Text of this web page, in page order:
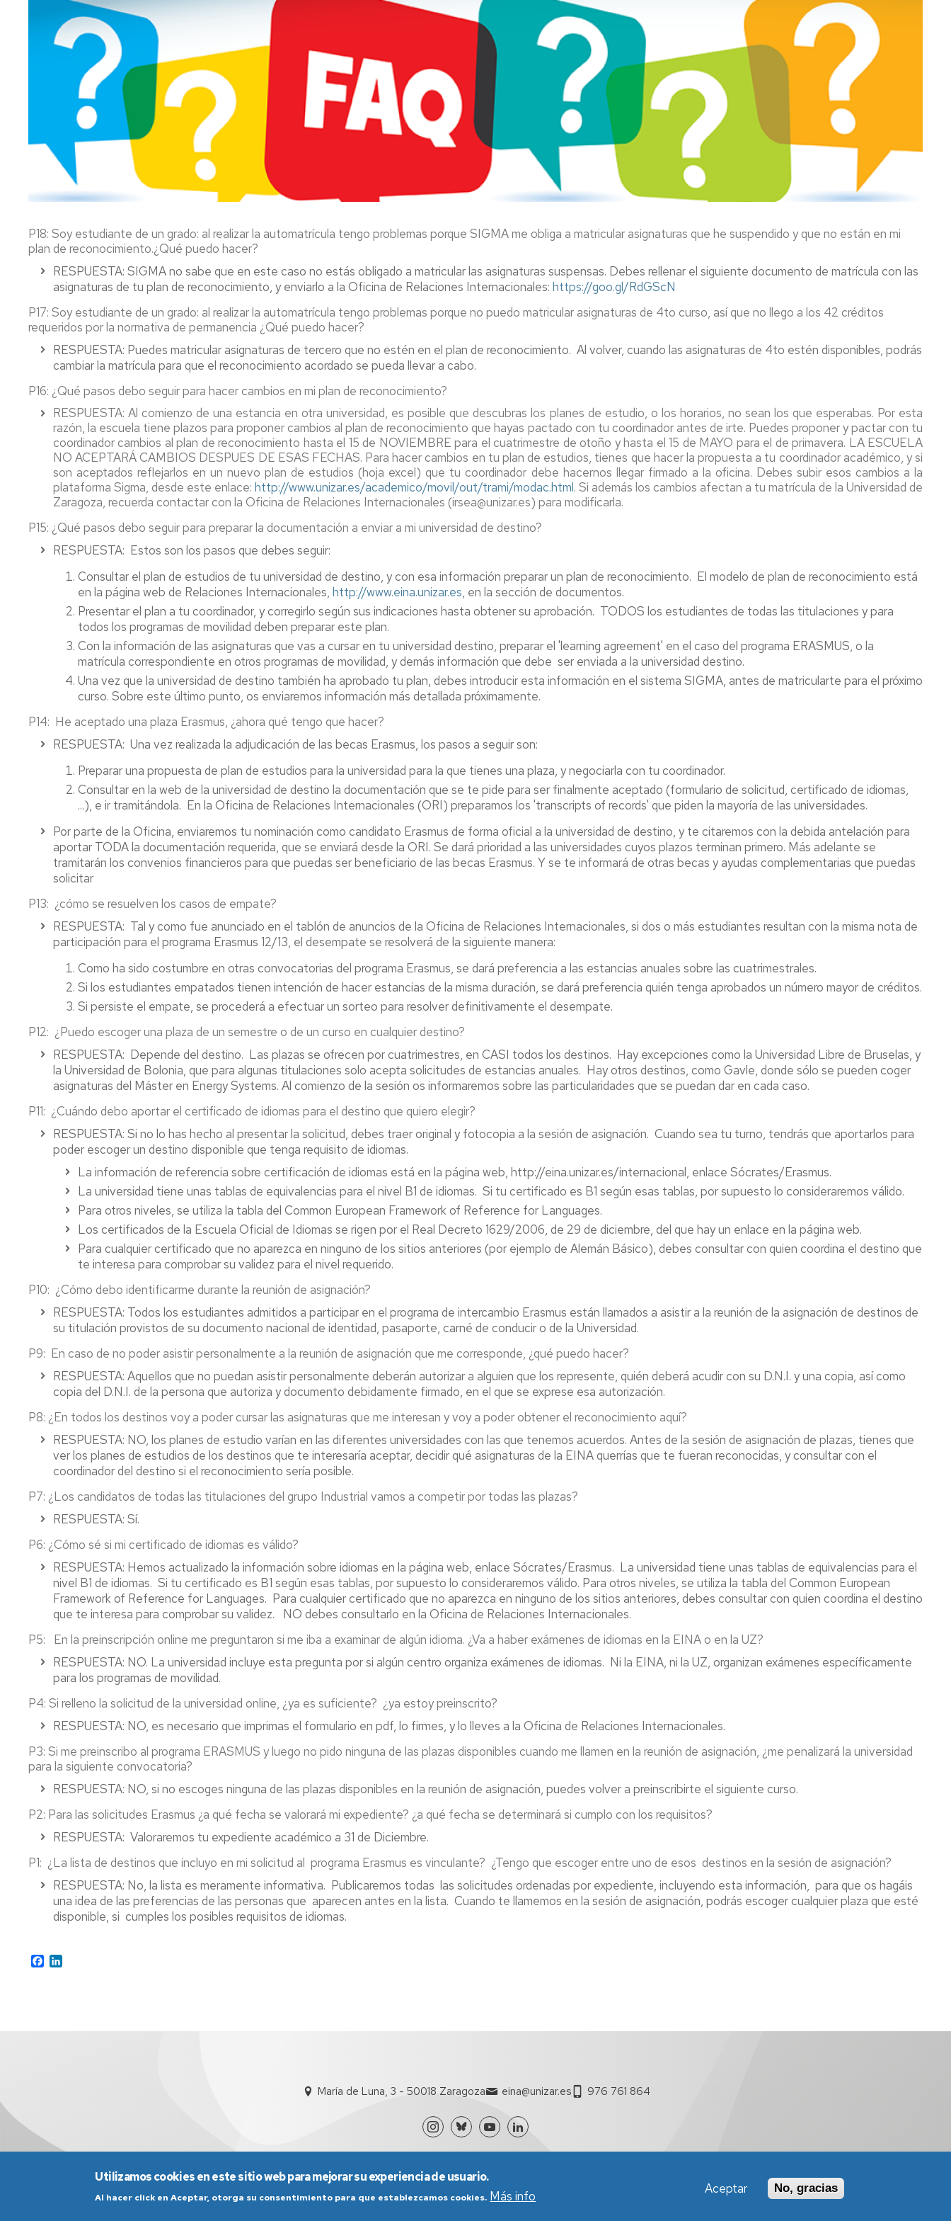
Teaching
Innovation
Curricular
Competencies
imagEINA
History
Final
Year
Projects
Reservation
spaces
Tutor
Sessions
Mentor
Programme
Review
Boards
Registrar's
Office
appointment
P18: Soy estudiante de un grado: al realizar la automatrícula tengo problemas porque SIGMA me obliga a matricular asignaturas que he suspendido y que no están en mi
plan de reconocimiento.¿Qué puedo hacer?
RESPUESTA: SIGMA no sabe que en este caso no estás obligado a matricular las asignaturas suspensas. Debes rellenar el siguiente documento de matrícula con las
asignaturas de tu plan de reconocimiento, y enviarlo a la Oficina de Relaciones Internacionales: https://goo.gl/RdGScN
P17: Soy estudiante de un grado: al realizar la automatrícula tengo problemas porque no puedo matricular asignaturas de 4to curso, así que no llego a los 42 créditos
requeridos por la normativa de permanencia ¿Qué puedo hacer?
RESPUESTA: Puedes matricular asignaturas de tercero que no estén en el plan de reconocimiento. Al volver, cuando las asignaturas de 4to estén disponibles, podrás
cambiar la matrícula para que el reconocimiento acordado se pueda llevar a cabo.
P16: ¿Qué pasos debo seguir para hacer cambios en mi plan de reconocimiento?
RESPUESTA: Al comienzo de una estancia en otra universidad, es posible que descubras los planes de estudio, o los horarios, no sean los que esperabas. Por esta
razón, la escuela tiene plazos para proponer cambios al plan de reconocimiento que hayas pactado con tu coordinador antes de irte. Puedes proponer y pactar con tu
coordinador cambios al plan de reconocimiento hasta el 15 de NOVIEMBRE para el cuatrimestre de otoño y hasta el 15 de MAYO para el de primavera. LA ESCUELA
NO ACEPTARÁ CAMBIOS DESPUES DE ESAS FECHAS. Para hacer cambios en tu plan de estudios, tienes que hacer la propuesta a tu coordinador académico, y si
son aceptados reflejarlos en un nuevo plan de estudios (hoja excel) que tu coordinador debe hacernos llegar firmado a la oficina. Debes subir esos cambios a la
plataforma Sigma, desde este enlace: http://www.unizar.es/academico/movil/out/trami/modac.html. Si además los cambios afectan a tu matrícula de la Universidad de
Zaragoza, recuerda contactar con la Oficina de Relaciones Internacionales (irsea@unizar.es) para modificarla.
P15: ¿Qué pasos debo seguir para preparar la documentación a enviar a mi universidad de destino?
RESPUESTA: Estos son los pasos que debes seguir:
Consultar el plan de estudios de tu universidad de destino, y con esa información preparar un plan de reconocimiento. El modelo de plan de reconocimiento está
en la página web de Relaciones Internacionales, http://www.eina.unizar.es, en la sección de documentos.
Presentar el plan a tu coordinador, y corregirlo según sus indicaciones hasta obtener su aprobación. TODOS los estudiantes de todas las titulaciones y para
todos los programas de movilidad deben preparar este plan.
Con la información de las asignaturas que vas a cursar en tu universidad destino, preparar el 'learning agreement' en el caso del programa ERASMUS, o la
matrícula correspondiente en otros programas de movilidad, y demás información que debe ser enviada a la universidad destino.
Una vez que la universidad de destino también ha aprobado tu plan, debes introducir esta información en el sistema SIGMA, antes de matricularte para el próximo
curso. Sobre este último punto, os enviaremos información más detallada próximamente.
P14: He aceptado una plaza Erasmus, ¿ahora qué tengo que hacer?
RESPUESTA: Una vez realizada la adjudicación de las becas Erasmus, los pasos a seguir son:
Preparar una propuesta de plan de estudios para la universidad para la que tienes una plaza, y negociarla con tu coordinador.
Consultar en la web de la universidad de destino la documentación que se te pide para ser finalmente aceptado (formulario de solicitud, certificado de idiomas,
...), e ir tramitándola. En la Oficina de Relaciones Internacionales (ORI) preparamos los 'transcripts of records' que piden la mayoría de las universidades.
Por parte de la Oficina, enviaremos tu nominación como candidato Erasmus de forma oficial a la universidad de destino, y te citaremos con la debida antelación para
aportar TODA la documentación requerida, que se enviará desde la ORI. Se dará prioridad a las universidades cuyos plazos terminan primero. Más adelante se
tramitarán los convenios financieros para que puedas ser beneficiario de las becas Erasmus. Y se te informará de otras becas y ayudas complementarias que puedas
solicitar
P13: ¿cómo se resuelven los casos de empate?
RESPUESTA: Tal y como fue anunciado en el tablón de anuncios de la Oficina de Relaciones Internacionales, si dos o más estudiantes resultan con la misma nota de
participación para el programa Erasmus 12/13, el desempate se resolverá de la siguiente manera:
Como ha sido costumbre en otras convocatorias del programa Erasmus, se dará preferencia a las estancias anuales sobre las cuatrimestrales.
Si los estudiantes empatados tienen intención de hacer estancias de la misma duración, se dará preferencia quién tenga aprobados un número mayor de créditos.
Si persiste el empate, se procederá a efectuar un sorteo para resolver definitivamente el desempate.
P12: ¿Puedo escoger una plaza de un semestre o de un curso en cualquier destino?
RESPUESTA: Depende del destino. Las plazas se ofrecen por cuatrimestres, en CASI todos los destinos. Hay excepciones como la Universidad Libre de Bruselas, y
la Universidad de Bolonia, que para algunas titulaciones solo acepta solicitudes de estancias anuales. Hay otros destinos, como Gavle, donde sólo se pueden coger
asignaturas del Máster en Energy Systems. Al comienzo de la sesión os informaremos sobre las particularidades que se puedan dar en cada caso.
P11: ¿Cuándo debo aportar el certificado de idiomas para el destino que quiero elegir?
RESPUESTA: Si no lo has hecho al presentar la solicitud, debes traer original y fotocopia a la sesión de asignación. Cuando sea tu turno, tendrás que aportarlos para
poder escoger un destino disponible que tenga requisito de idiomas.
La información de referencia sobre certificación de idiomas está en la página web, http://eina.unizar.es/internacional, enlace Sócrates/Erasmus.
La universidad tiene unas tablas de equivalencias para el nivel B1 de idiomas. Si tu certificado es B1 según esas tablas, por supuesto lo consideraremos válido.
Para otros niveles, se utiliza la tabla del Common European Framework of Reference for Languages.
Los certificados de la Escuela Oficial de Idiomas se rigen por el Real Decreto 1629/2006, de 29 de diciembre, del que hay un enlace en la página web.
Para cualquier certificado que no aparezca en ninguno de los sitios anteriores (por ejemplo de Alemán Básico), debes consultar con quien coordina el destino que
te interesa para comprobar su validez para el nivel requerido.
P10: ¿Cómo debo identificarme durante la reunión de asignación?
RESPUESTA: Todos los estudiantes admitidos a participar en el programa de intercambio Erasmus están llamados a asistir a la reunión de la asignación de destinos de
su titulación provistos de su documento nacional de identidad, pasaporte, carné de conducir o de la Universidad.
P9: En caso de no poder asistir personalmente a la reunión de asignación que me corresponde, ¿qué puedo hacer?
RESPUESTA: Aquellos que no puedan asistir personalmente deberán autorizar a alguien que los represente, quién deberá acudir con su D.N.I. y una copia, así como
copia del D.N.I. de la persona que autoriza y documento debidamente firmado, en el que se exprese esa autorización.
P8: ¿En todos los destinos voy a poder cursar las asignaturas que me interesan y voy a poder obtener el reconocimiento aquí?
RESPUESTA: NO, los planes de estudio varían en las diferentes universidades con las que tenemos acuerdos. Antes de la sesión de asignación de plazas, tienes que
ver los planes de estudios de los destinos que te interesaría aceptar, decidir qué asignaturas de la EINA querrías que te fueran reconocidas, y consultar con el
coordinador del destino si el reconocimiento sería posible.
P7: ¿Los candidatos de todas las titulaciones del grupo Industrial vamos a competir por todas las plazas?
RESPUESTA: Sí.
P6: ¿Cómo sé si mi certificado de idiomas es válido?
RESPUESTA: Hemos actualizado la información sobre idiomas en la página web, enlace Sócrates/Erasmus. La universidad tiene unas tablas de equivalencias para el
nivel B1 de idiomas. Si tu certificado es B1 según esas tablas, por supuesto lo consideraremos válido. Para otros niveles, se utiliza la tabla del Common European
Framework of Reference for Languages. Para cualquier certificado que no aparezca en ninguno de los sitios anteriores, debes consultar con quien coordina el destino
que te interesa para comprobar su validez. NO debes consultarlo en la Oficina de Relaciones Internacionales.
P5: En la preinscripción online me preguntaron si me iba a examinar de algún idioma. ¿Va a haber exámenes de idiomas en la EINA o en la UZ?
RESPUESTA: NO. La universidad incluye esta pregunta por si algún centro organiza exámenes de idiomas. Ni la EINA, ni la UZ, organizan exámenes específicamente
para los programas de movilidad.
P4: Si relleno la solicitud de la universidad online, ¿ya es suficiente? ¿ya estoy preinscrito?
RESPUESTA: NO, es necesario que imprimas el formulario en pdf, lo firmes, y lo lleves a la Oficina de Relaciones Internacionales.
P3: Si me preinscribo al programa ERASMUS y luego no pido ninguna de las plazas disponibles cuando me llamen en la reunión de asignación, ¿me penalizará la universidad
para la siguiente convocatoria?
RESPUESTA: NO, si no escoges ninguna de las plazas disponibles en la reunión de asignación, puedes volver a preinscribirte el siguiente curso.
P2: Para las solicitudes Erasmus ¿a qué fecha se valorará mi expediente? ¿a qué fecha se determinará si cumplo con los requisitos?
RESPUESTA: Valoraremos tu expediente académico a 31 de Diciembre.
P1: ¿La lista de destinos que incluyo en mi solicitud al programa Erasmus es vinculante? ¿Tengo que escoger entre uno de esos destinos en la sesión de asignación?
RESPUESTA: No, la lista es meramente informativa. Publicaremos todas las solicitudes ordenadas por expediente, incluyendo esta información, para que os hagáis
una idea de las preferencias de las personas que aparecen antes en la lista. Cuando te llamemos en la sesión de asignación, podrás escoger cualquier plaza que esté
disponible, si cumples los posibles requisitos de idiomas.
Facebook
María de Luna, 3 - 50018 Zaragoza eina@unizar.es 976 761 864
Utilizamos cookies en este sitio web para mejorar su experiencia de usuario.
Al hacer click en Aceptar, otorga su consentimiento para que establezcamos cookies. Más info Aceptar No, gracias